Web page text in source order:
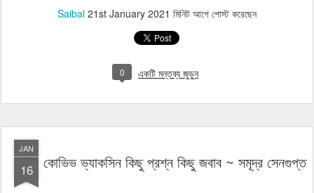
Saibal 21st January 2021 মিনিট আগে পোস্ট করেছেন
0 একটি মন্তব্য জুড়ুন
JAN
16 কোভিভ ভ্যাকসিন কিছু প্রশ্ন কিছু জবাব ~ সমূদ্র সেনগুপ্ত